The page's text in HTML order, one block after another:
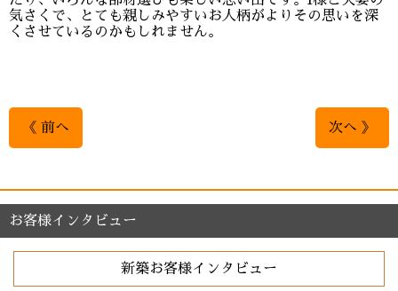
気さくで、とても親しみやすいお人柄がよりその思いを深
くさせているのかもしれません。
《 前へ 次へ 》
お客様インタビュー
新築お客様インタビュー